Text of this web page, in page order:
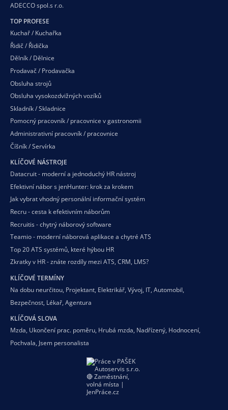
ADECCO spol.s r.o.
TOP PROFESE
Kuchař / Kuchařka
Řidič / Řidička
Dělník / Dělnice
Prodavač / Prodavačka
Obsluha strojů
Obsluha vysokozdvižných vozíků
Skladník / Skladnice
Pomocný pracovník / pracovnice v gastronomii
Administrativní pracovník / pracovnice
Číšník / Servírka
KLÍČOVÉ NÁSTROJE
Datacruit - moderní a jednoduchý HR nástroj
Efektivní nábor s jenHunter: krok za krokem
Jak vybrat vhodný personální informační systém
Recru - cesta k efektivním náborům
Recruitis - chytrý náborový software
Teamio - moderní náborová aplikace a chytré ATS
Top 20 ATS systémů, které hýbou HR
Zkratky v HR - znáte rozdíly mezi ATS, CRM, LMS?
KLÍČOVÉ TERMÍNY
Na dobu neurčitou, Projektant, Elektrikář, Vývoj, IT, Automobil,
Bezpečnost, Lékař, Agentura
KLÍČOVÁ SLOVA
Mzda, Ukončení prac. poměru, Hrubá mzda, Nadřízený, Hodnocení,
Pochvala, Jsem personalista